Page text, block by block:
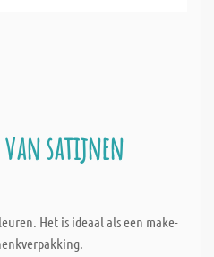
van satijnen
Het is ideaal als een make-